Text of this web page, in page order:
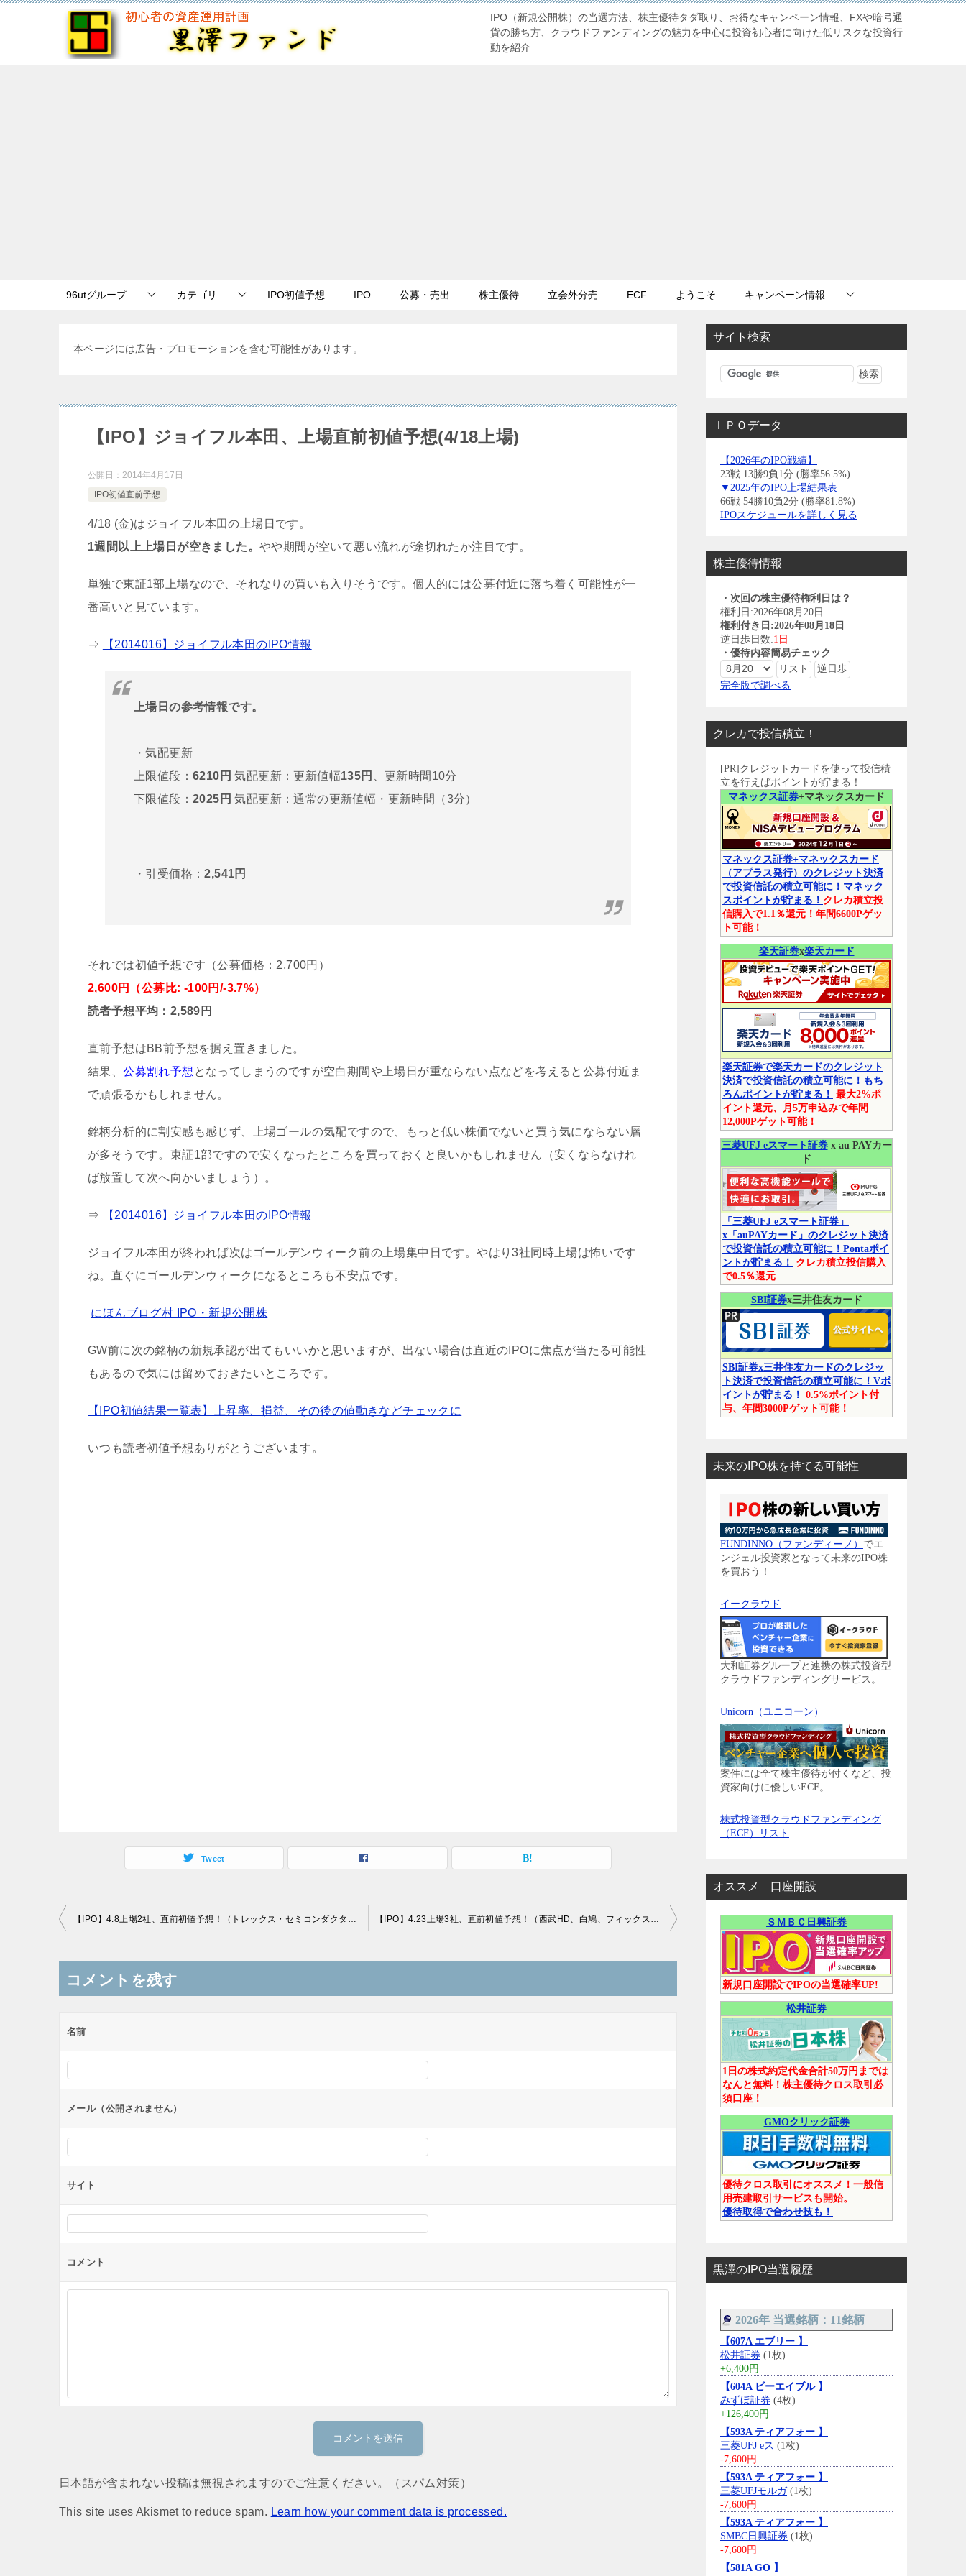
IPO（新規公開株）の当選方法、株主優待タダ取り、お得なキャンペーン情報、FXや暗号通
貨の勝ち方、クラウドファンディングの魅力を中心に投資初心者に向けた低リスクな投資行
動を紹介
96utグループ カテゴリ IPO初値予想 IPO 公募・売出 株主優待 立会外分売 ECF ようこそ キャンペーン情報
本ページには広告・プロモーションを含む可能性があります。
【IPO】ジョイフル本田、上場直前初値予想(4/18上場)
公開日： 2014年4月17日
IPO初値直前予想
4/18 (金)はジョイフル本田の上場日です。
1週間以上上場日が空きました。 やや期間が空いて悪い流れが途切れたか注目です。
単独で東証1部上場なので、それなりの買いも入りそうです。個人的には公募付近に落ち着く可能性が一
番高いと見ています。
⇒ 【2014016】ジョイフル本田のIPO情報
上場日の参考情報です。
・気配更新
上限値段： 6210円 気配更新：更新値幅135円
、更新時間10分
下限値段： 2025円 気配更新：通常の更新値幅・更新時間（3分）
・引受価格：2,541円
それでは初値予想です（公募価格：2,700円）
2,600円（公募比: -100円/-3.7%）
読者予想平均：2,589円
直前予想はBB前予想を据え置きました。
結果、公募割れ予想 となってしまうのですが空白期間や上場日が重ならない点などを考えると公募付近ま
で頑張るかもしれません。
銘柄分析的に割安感も感じず、上場ゴールの気配ですので、もっと低い株価でないと買う気にならない層
が多そうです。東証1部ですので安くなったところを買っておくと良いかもしれません（安くならなけれ
ば放置して次へ向かいましょう）。
⇒ 【2014016】ジョイフル本田のIPO情報
ジョイフル本田が終われば次はゴールデンウィーク前の上場集中日です。やはり3社同時上場は怖いです
ね。直ぐにゴールデンウィークになるところも不安点です。
にほんブログ村 IPO・新規公開株
GW前に次の銘柄の新規承認が出てもいいかと思いますが、出ない場合は直近のIPOに焦点が当たる可能性
もあるので気には留めておきたいところです。
【IPO初値結果一覧表】上昇率、損益、その後の値動きなどチェックに
いつも読者初値予想ありがとうございます。
Tweet
投
ナ
ビ
ー
ョ
ン
【IPO】4.8上場2社、直前初値予想！（トレックス・セミコンダクター、丸和運輸機関） 【IPO】4.23上場3社、直前初値予想！（西武HD、白鳩、フィックスターズ）
コメントを残す
名前
メール（公開されません）
サイト
コメント
日本語が含まれない投稿は無視されますのでご注意ください。（スパム対策）
This site uses Akismet to reduce spam. Learn how your comment data is processed.
サイト検索
ＩＰＯデータ
【2026年のIPO戦績】
23戦 13勝9負1分 (勝率56.5%)
▼2025年のIPO上場結果表
66戦 54勝10負2分 (勝率81.8%)
IPOスケジュールを詳しく見る
株主優待情報
・次回の株主優待権利日は？
権利日:2026年08月20日
権利付き日:2026年08月18日
逆日歩日数:1日
・優待内容簡易チェック
完全版で調べる
クレカで投信積立！
[PR]クレジットカードを使って投信積
立を行えばポイントが貯まる！
マネックス証券+マネックスカード
マネックス証券+マネックスカード
（アプラス発行）のクレジット決済
で投資信託の積立可能に！マネック
スポイントが貯まる！ クレカ積立投
信購入で1.1％還元！年間6600Pゲッ
ト可能！
楽天証券x楽天カード
楽天証券で楽天カードのクレジット
決済で投資信託の積立可能に！もち
ろんポイントが貯まる！ 最大2%ポ
イント還元、月5万申込みで年間
12,000Pゲット可能！
三菱UFJ eスマート証券x au PAYカー
ド
「三菱UFJ eスマート証券」
x「auPAYカード」のクレジット決済
で投資信託の積立可能に！Pontaポイ
ントが貯まる！
クレカ積立投信購入
で0.5％還元
SBI証券x三井住友カード
SBI証券x三井住友カードのクレジッ
ト決済で投資信託の積立可能に！Vポ
イントが貯まる！ 0.5%ポイント付
与、年間3000Pゲット可能！
未来のIPO株を持てる可能性
FUNDINNO（ファンディーノ） でエ
ンジェル投資家となって未来のIPO株
を買おう！
イークラウド
大和証券グループと連携の株式投資型
クラウドファンディングサービス。
Unicorn（ユニコーン）
案件には全て株主優待が付くなど、投
資家向けに優しいECF。
株式投資型クラウドファンディング
（ECF）リスト
オススメ 口座開設
ＳＭＢＣ日興証券
新規口座開設でIPOの当選確率UP!
松井証券
1日の株式約定代金合計50万円までは
なんと無料！株主優待クロス取引必
須口座！
GMOクリック証券
優待クロス取引にオススメ！一般信
用売建取引サービスも開始。
優待取得で合わせ技も！
黒澤のIPO当選履歴
2026年 当選銘柄：11銘柄
【607A エブリー 】
松井証券 (1枚)
+6,400円
【604A ビーエイブル 】
みずほ証券 (4枚)
+126,400円
【593A ティアフォー 】
三菱UFJ eス (1枚)
-7,600円
【593A ティアフォー 】
三菱UFJモルガ(1枚)
-7,600円
【593A ティアフォー 】
SMBC日興証券 (1枚)
-7,600円
【581A GO 】